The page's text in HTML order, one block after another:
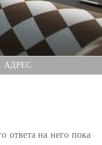
АДРЕС
ответа на него пока